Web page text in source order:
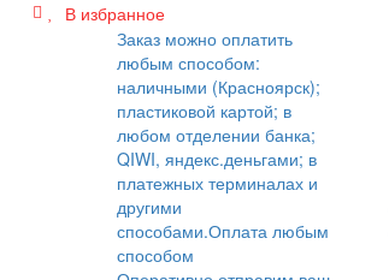
В избранное
Заказ можно оплатить
любым способом:
наличными (Красноярск);
пластиковой картой; в
любом отделении банка;
QIWI, яндекс.деньгами; в
платежных терминалах и
другими
способами.Оплата любым
способом